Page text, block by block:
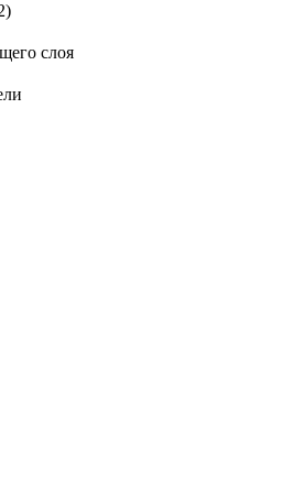
)
слоя